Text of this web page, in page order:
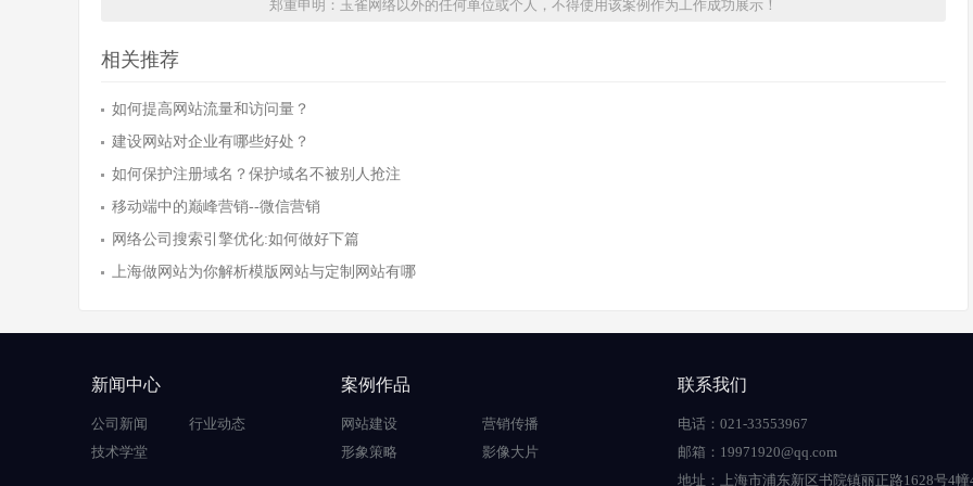
郑重申明：玉雀网络以外的任何单位或个人，不得使用该案例作为工作成功展示！
相关推荐
如何提高网站流量和访问量？
建设网站对企业有哪些好处？
如何保护注册域名？保护域名不被别人抢注
移动端中的巅峰营销--微信营销
网络公司搜索引擎优化:如何做好下篇
上海做网站为你解析模版网站与定制网站有哪
新闻中心
公司新闻
行业动态
技术学堂
案例作品
网站建设
营销传播
形象策略
影像大片
联系我们
电话：021-33553967
邮箱：19971920@qq.com
地址：上海市浦东新区书院镇丽正路1628号4幢